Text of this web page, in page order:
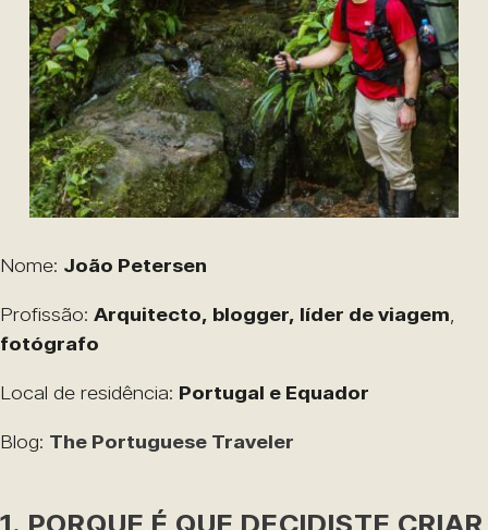
Nome: João Petersen
Profissão: Arquitecto, blogger, líder de viagem
fotógrafo
Local de residência: Portugal e Equador
Blog: The Portuguese Traveler
1. PORQUE É QUE DECIDISTE CRIAR